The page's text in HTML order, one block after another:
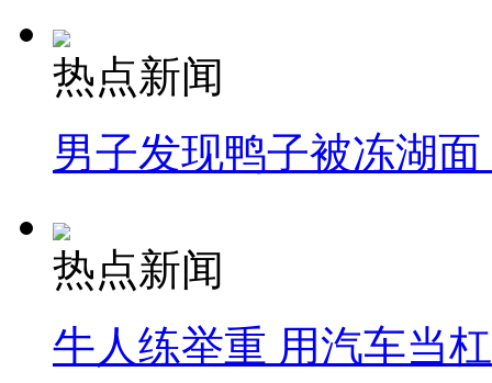
热点新闻
男子发现鸭子被冻湖
热点新闻
牛人练举重 用汽车当